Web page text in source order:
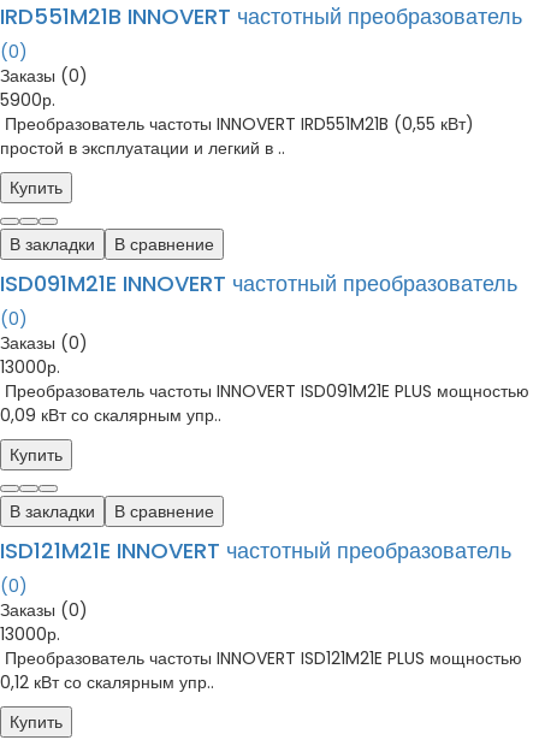
IRD551M21B INNOVERT частотный преобразователь
(0)
Заказы (0)
5900р.
Преобразователь частоты INNOVERT IRD551M21B (0,55 кВт)
простой в эксплуатации и легкий в ..
Купить
В закладки В сравнение
ISD091M21E INNOVERT частотный преобразователь
(0)
Заказы (0)
13000р.
Преобразователь частоты INNOVERT ISD091M21E PLUS мощностью
0,09 кВт со скалярным упр..
Купить
В закладки В сравнение
ISD121M21E INNOVERT частотный преобразователь
(0)
Заказы (0)
13000р.
Преобразователь частоты INNOVERT ISD121M21E PLUS мощностью
0,12 кВт со скалярным упр..
Купить